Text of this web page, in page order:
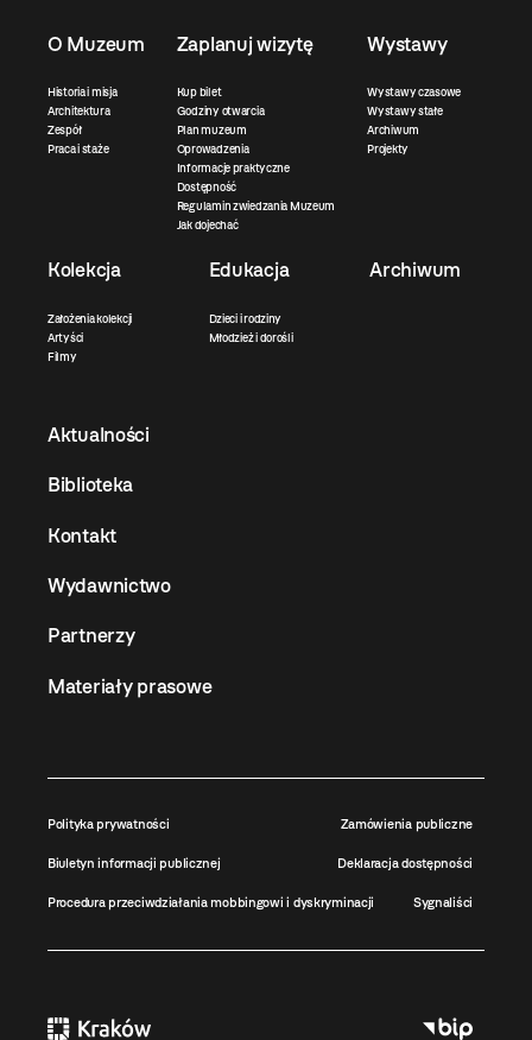
O Muzeum
Historia i misja
Architektura
Zespół
Praca i staże
Zaplanuj wizytę
Kup bilet
Godziny otwarcia
Plan muzeum
Oprowadzenia
Informacje praktyczne
Dostępność
Regulamin zwiedzania Muzeum
Jak dojechać
Wystawy
Wystawy czasowe
Wystawy stałe
Archiwum
Projekty
Kolekcja
Założenia kolekcji
Artyści
Filmy
Edukacja
Dzieci i rodziny
Młodzież i dorośli
Archiwum
Aktualności
Biblioteka
Kontakt
Wydawnictwo
Partnerzy
Materiały prasowe
Polityka prywatności Zamówienia publiczne
Biuletyn informacji publicznej Deklaracja dostępności
Procedura przeciwdziałania mobbingowi i dyskryminacji Sygnaliści